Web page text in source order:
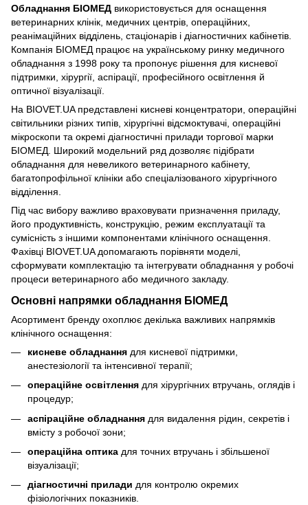
Обладнання БІОМЕД використовується для оснащення
ветеринарних клінік, медичних центрів, операційних,
реанімаційних відділень, стаціонарів і діагностичних кабінетів.
Компанія БІОМЕД працює на українському ринку медичного
обладнання з 1998 року та пропонує рішення для кисневої
підтримки, хірургії, аспірації, професійного освітлення й
оптичної візуалізації.
На BIOVET.UA представлені кисневі концентратори, операційні
світильники різних типів, хірургічні відсмоктувачі, операційні
мікроскопи та окремі діагностичні прилади торгової марки
БІОМЕД. Широкий модельний ряд дозволяє підібрати
обладнання для невеликого ветеринарного кабінету,
багатопрофільної клініки або спеціалізованого хірургічного
відділення.
Під час вибору важливо враховувати призначення приладу,
його продуктивність, конструкцію, режим експлуатації та
сумісність з іншими компонентами клінічного оснащення.
Фахівці BIOVET.UA допомагають порівняти моделі,
сформувати комплектацію та інтегрувати обладнання у робочі
процеси ветеринарного або медичного закладу.
Основні напрямки обладнання БІОМЕД
Асортимент бренду охоплює декілька важливих напрямків
клінічного оснащення:
кисневе обладнання для кисневої підтримки,
анестезіології та інтенсивної терапії;
операційне освітлення для хірургічних втручань, оглядів і
процедур;
аспіраційне обладнання для видалення рідин, секретів і
вмісту з робочої зони;
операційна оптика для точних втручань і збільшеної
візуалізації;
діагностичні прилади для контролю окремих
фізіологічних показників.